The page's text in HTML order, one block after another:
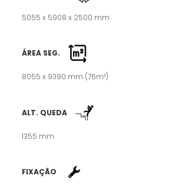
5055 x 5908 x 2500 mm
ÁREA SEG.
8055 x 9390 mm (76m²)
ALT. QUEDA
1355 mm
FIXAÇÃO